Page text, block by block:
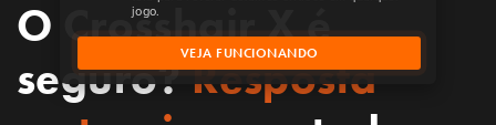
jogo.
VEJA FUNCIONANDO
O Crosshair X é
seguro?Resposta